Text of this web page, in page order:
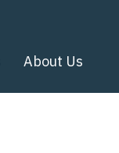
About Us